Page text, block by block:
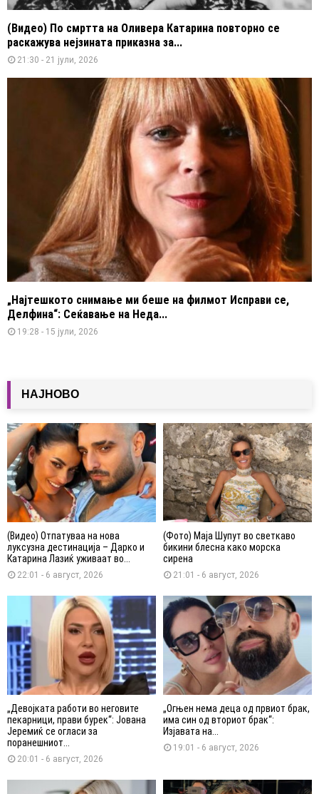
(Видео) По смртта на Оливера Катарина повторно се
раскажува нејзината приказна за...
21:30 - 21 јули, 2026
„Најтешкото снимање ми беше на филмот Исправи се,
Делфина“: Сеќавање на Неда...
19:28 - 15 јули, 2026
НАЈНОВО
(Видео) Отпатуваа на нова
луксузна дестинација – Дарко и
Катарина Лазиќ уживаат во...
22:01 - 6 август, 2026
(Фото) Маја Шупут во светкаво
бикини блесна како морска
сирена
21:01 - 6 август, 2026
„Девојката работи во неговите
пекарници, прави бурек“: Јована
Јеремиќ се огласи за
поранешниот...
20:01 - 6 август, 2026
„Огњен нема деца од првиот брак,
има син од вториот брак“:
Изјавата на...
19:01 - 6 август, 2026